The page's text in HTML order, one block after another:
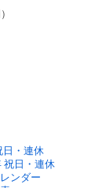
日・連休
祝日・連休
ンダー